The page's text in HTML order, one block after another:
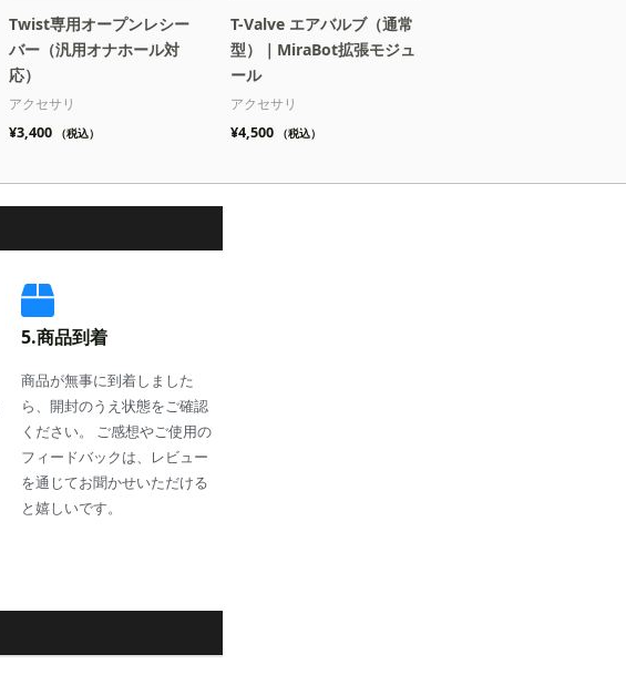
Twist専用オープンレシー
バー（汎用オナホール対
応）
アクセサリ
¥3,400 （税込）
T-Valve エアバルブ（通常
型）｜MiraBot拡張モジュ
ール
アクセサリ
¥4,500 （税込）
5.商品到着
商品が無事に到着しました
ら、開封のうえ状態をご確認
ください。 ご感想やご使用の
フィードバックは、レビュー
を通じてお聞かせいただける
と嬉しいです。